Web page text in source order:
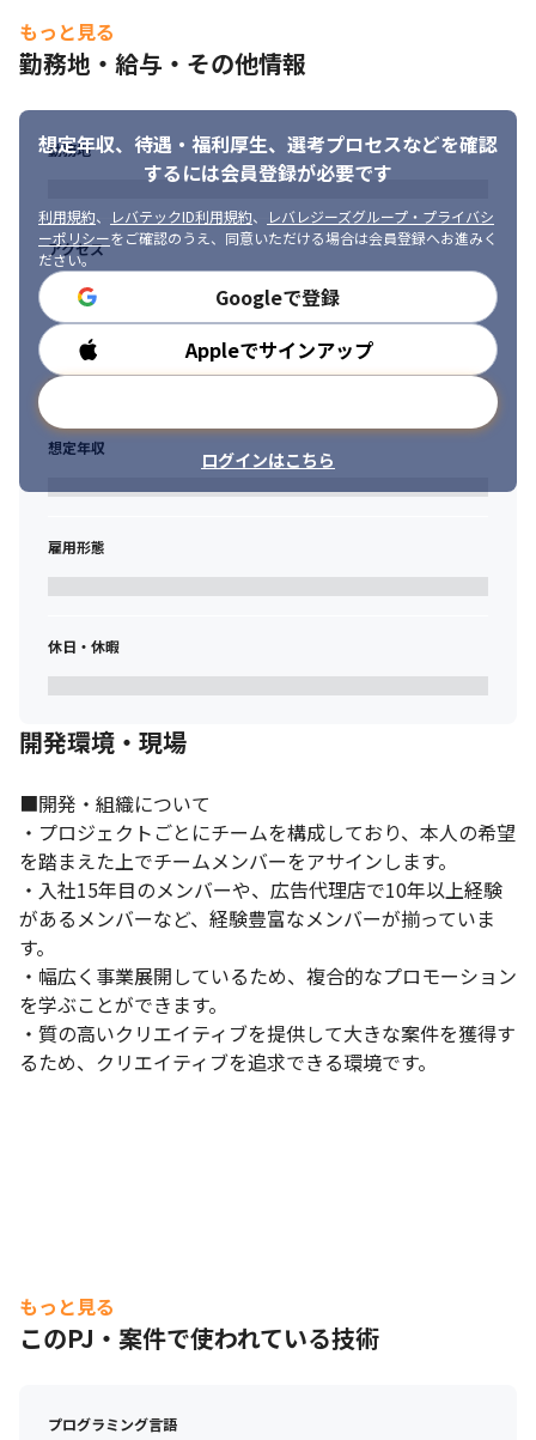
もっと見る
勤務地・給与・その他情報
想定年収、待遇・福利厚生、 選考プロセスなどを確認
するには会員登録が必要です
利用規約、 レバテックID利用規約、
レバレジーズグループ・プライバシ
ーポリシーをご確認のうえ、同意いただける場合は会員登録へお進みく
ださい。
Googleで登録
Appleでサインアップ
ログインはこちら
勤務地
アクセス
勤務時間
想定年収
雇用形態
休日・休暇
開発環境・現場
■開発・組織について
・プロジェクトごとにチームを構成しており、本人の希望
を踏まえた上でチームメンバーをアサインします。
・入社15年目のメンバーや、広告代理店で10年以上経験
があるメンバーなど、経験豊富なメンバーが揃っていま
す。
・幅広く事業展開しているため、複合的なプロモーション
を学ぶことができます。
・質の高いクリエイティブを提供して大きな案件を獲得す
るため、クリエイティブを追求できる環境です。
もっと見る
このPJ・案件で使われている技術
プログラミング言語